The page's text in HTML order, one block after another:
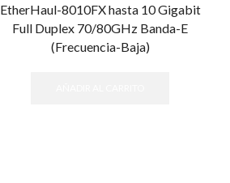
EtherHaul-8010FX hasta 10 Gigabit
Full Duplex 70/80GHz Banda-E
(Frecuencia-Baja)